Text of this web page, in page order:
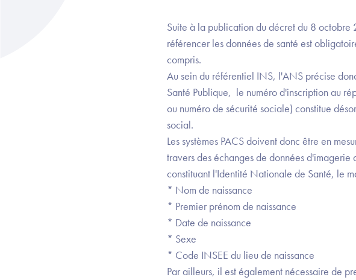
Suite à la publication du décret du 8
référencer les données de santé est
compris.
Au sein du référentiel INS, l'ANS précise
Santé Publique, le numéro d'inscription au
ou numéro de sécurité sociale) constitue
social.
Les systèmes PACS doivent donc être en
travers des échanges de données d'imagerie
constituant l'Identité Nationale de Santé, le
* Nom de naissance
* Premier prénom de naissance
* Date de naissance
* Sexe
* Code INSEE du lieu de naissance
Par ailleurs, il est également nécessaire de